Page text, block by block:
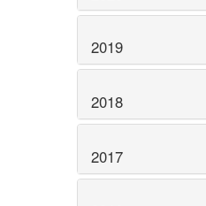
2019
2018
2017